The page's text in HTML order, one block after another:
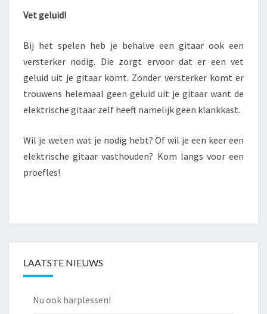
Vet geluid!
Bij het spelen heb je behalve een gitaar ook een
versterker nodig. Die zorgt ervoor dat er een vet
geluid uit je gitaar komt. Zonder versterker komt er
trouwens helemaal geen geluid uit je gitaar want de
elektrische gitaar zelf heeft namelijk geen klankkast.
Wil je weten wat je nodig hebt? Of wil je een keer een
elektrische gitaar vasthouden? Kom langs voor een
proefles!
LAATSTE NIEUWS
Nu ook harplessen!